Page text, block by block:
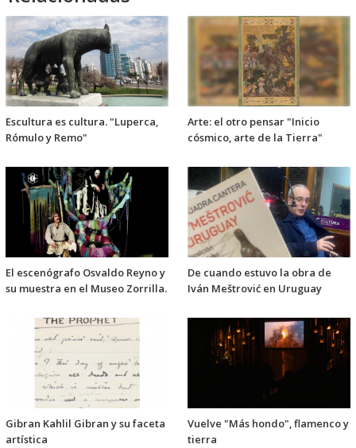
Escultura es cultura. "Luperca,
Rómulo y Remo"
Arte: el otro pensar "Inicio
cósmico, arte de la Tierra"
El escenógrafo Osvaldo Reyno y
su muestra en el Museo Zorrilla.
De cuando estuvo la obra de
Iván Meštrović en Uruguay
Gibran Kahlil Gibran y su faceta
artística
Vuelve "Más hondo", flamenco y
tierra